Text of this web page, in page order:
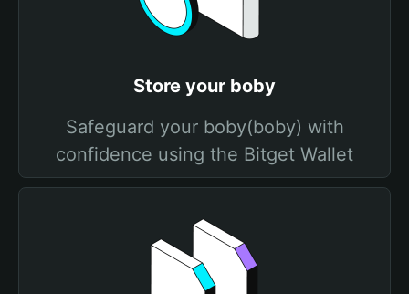
Store your boby
Safeguard your boby(boby) with
confidence using the Bitget Wallet